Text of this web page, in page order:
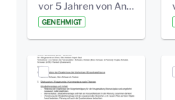
vor 5 Jahren von Anni Schlumberger
GENEHMIGT